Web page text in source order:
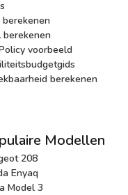
berekenen
berekenen
voorbeeld
berekenen
Modellen
208
Enyaq
Model 3